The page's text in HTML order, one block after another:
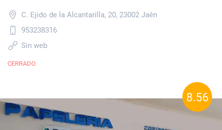
C. Ejido de la Alcantarilla, 20, 23002 Jaén
953238316
Sin web
CERRADO
8.56